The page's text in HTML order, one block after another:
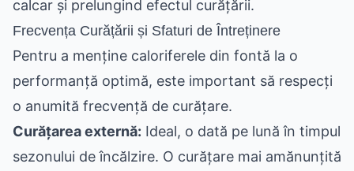
calcar și prelungind efectul curățării.
Frecvența Curățării și Sfaturi de Întreținere
Pentru a menține caloriferele din fontă la o
performanță optimă, este important să respecți
o anumită frecvență de curățare.
Curățarea externă: Ideal, o dată pe lună în timpul
sezonului de încălzire. O curățare mai amănunțită